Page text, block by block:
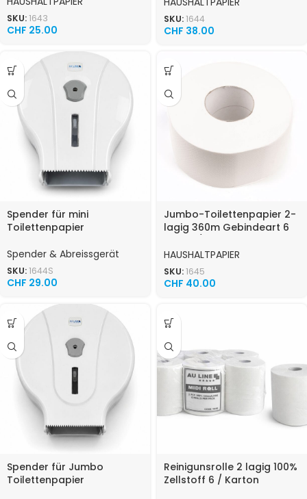
SKU:1643
CHF 25.00
SKU:1644
CHF 38.00
Spender für mini
Toilettenpapier
Spender & Abreissgerät
SKU:1644S
CHF 29.00
Jumbo-Toilettenpapier 2-
lagig 360m Gebindeart 6
HAUSHALTPAPIER
SKU:1645
CHF 40.00
Spender für Jumbo
Toilettenpapier
Reinigunsrolle 2 lagig 100%
Zellstoff 6 / Karton